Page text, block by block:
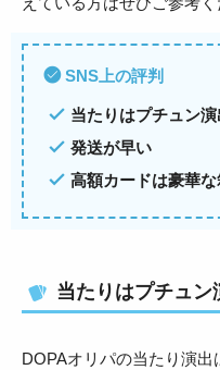
SNS上の評判
当たりはプチュン演
発送が早い
高額カードは豪華な
当たりはプチュン
DOPAオリパの当たり演出